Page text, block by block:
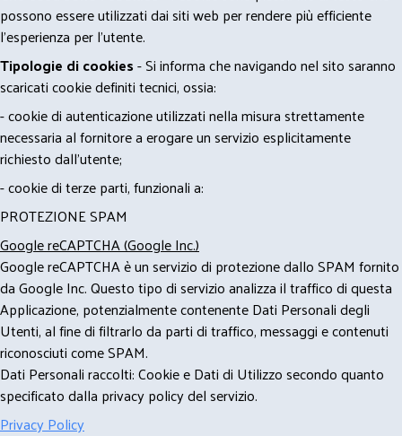
possono essere utilizzati dai siti web per rendere più efficiente
l'esperienza per l'utente.
Tipologie di cookies- Si informa che navigando nel sito saranno
scaricati cookie definiti tecnici, ossia:
- cookie di autenticazione utilizzati nella misura strettamente
necessaria al fornitore a erogare un servizio esplicitamente
richiesto dall'utente;
- cookie di terze parti, funzionali a:
PROTEZIONE SPAM
Google reCAPTCHA (Google Inc.)
Google reCAPTCHA è un servizio di protezione dallo SPAM fornito
da Google Inc. Questo tipo di servizio analizza il traffico di questa
Applicazione, potenzialmente contenente Dati Personali degli
Utenti, al fine di filtrarlo da parti di traffico, messaggi e contenuti
riconosciuti come SPAM.
Dati Personali raccolti: Cookie e Dati di Utilizzo secondo quanto
specificato dalla privacy policy del servizio.
Privacy Policy